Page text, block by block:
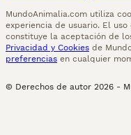
MundoAnimalia.com utiliza
experiencia de usuario. El
constituye la aceptación de
Privacidad y Cookies de
preferencias en cualquier
© Derechos de autor 2026 -